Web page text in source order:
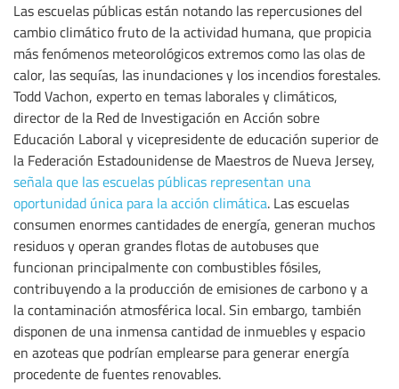
Las escuelas públicas están notando las repercusiones del
cambio climático fruto de la actividad humana, que propicia
más fenómenos meteorológicos extremos como las olas de
calor, las sequías, las inundaciones y los incendios forestales.
Todd Vachon, experto en temas laborales y climáticos,
director de la Red de Investigación en Acción sobre
Educación Laboral y vicepresidente de educación superior de
la Federación Estadounidense de Maestros de Nueva Jersey,
señala que las escuelas públicas representan una
oportunidad única para la acción climática. Las escuelas
consumen enormes cantidades de energía, generan muchos
residuos y operan grandes flotas de autobuses que
funcionan principalmente con combustibles fósiles,
contribuyendo a la producción de emisiones de carbono y a
la contaminación atmosférica local. Sin embargo, también
disponen de una inmensa cantidad de inmuebles y espacio
en azoteas que podrían emplearse para generar energía
procedente de fuentes renovables.